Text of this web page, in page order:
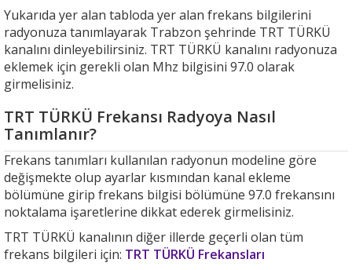
Yukarıda yer alan tabloda yer alan frekans bilgilerini
radyonuza tanımlayarak Trabzon şehrinde TRT TÜRKÜ
kanalını dinleyebilirsiniz. TRT TÜRKÜ kanalını radyonuza
eklemek için gerekli olan Mhz bilgisini 97.0 olarak
girmelisiniz.
TRT TÜRKÜ Frekansı Radyoya Nasıl
Tanımlanır?
Frekans tanımları kullanılan radyonun modeline göre
değişmekte olup ayarlar kısmından kanal ekleme
bölümüne girip frekans bilgisi bölümüne 97.0 frekansını
noktalama işaretlerine dikkat ederek girmelisiniz.
TRT TÜRKÜ kanalının diğer illerde geçerli olan tüm
frekans bilgileri için: TRT TÜRKÜ Frekansları